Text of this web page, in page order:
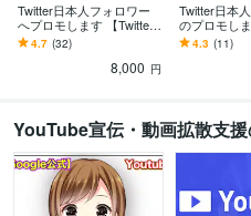
Twitter日本人フォロワー
へプロモします 【Twitte
r】日本人フォロワー+100
人になるまでプロモ
4.7 (32)
8,000 円
Twitter日本
のプロモし
r】日本人の
0RTまでプロ
4.3 (11)
YouTube宣伝・動画拡散支